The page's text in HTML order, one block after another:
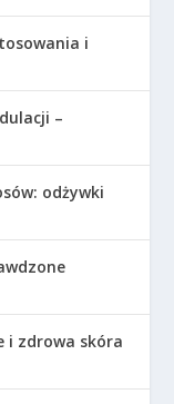
i
–
odżywki
i zdrowa skóra